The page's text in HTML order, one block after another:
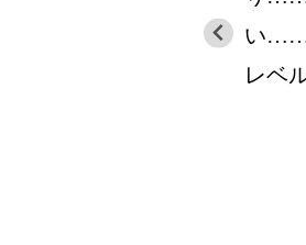
い……
レベ